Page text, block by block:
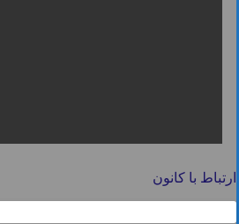
ارتباط با کانون